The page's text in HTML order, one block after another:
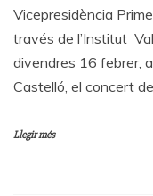
Vicepresidència
través de l’Institut
divendres 16 febrer,
Castelló, el concert
Llegir més